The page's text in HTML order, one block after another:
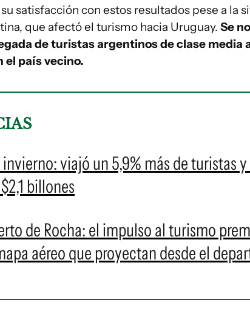
satisfacción con estos resultados pese a la
que afectó el turismo hacia Uruguay. Se
de turistas argentinos de clase media
el país vecino.
viajó un 5,9% más de turistas
billones
de Rocha: el impulso al turismo
aéreo que proyectan desde el